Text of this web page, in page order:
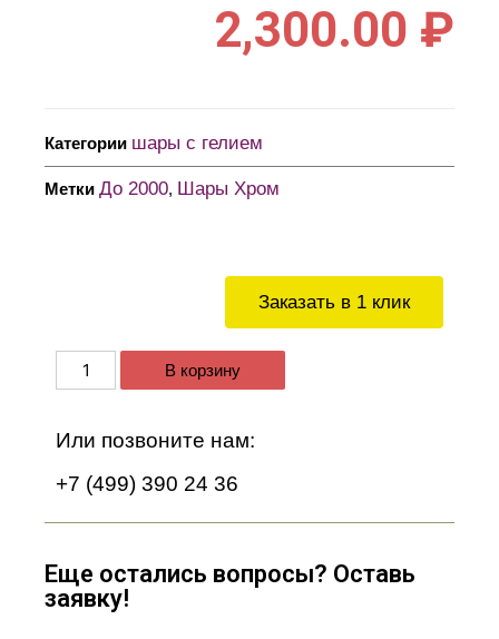
Заказать в 1 клик
В корзину
Или позвоните нам:
+7 (499) 390 24 36
Еще остались вопросы? Оставь
заявку!
2,300.00 ₽
Категории шары с гелием
Метки До 2000, Шары Хром